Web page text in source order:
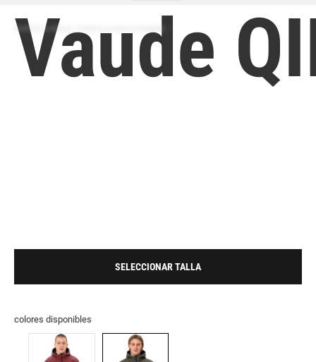
ZAPATILLA MODA | ZAPATILLA MODA HOMBRE
Vaude
SELECCIONAR TALLA
colores disponibles